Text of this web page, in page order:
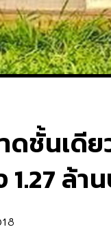
ชั้นเดี
ล้า